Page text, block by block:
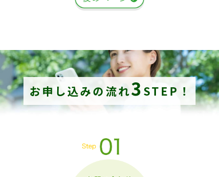
お申し込みの流れ3 STEP！